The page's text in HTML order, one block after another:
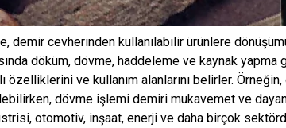
demir cevherinden kullanılabilir ürünlere
döküm, dövme, haddeleme ve kaynak
özelliklerini ve kullanım alanlarını belirler.
dövme işlemi demiri mukavemet ve
otomotiv, inşaat, enerji ve daha birçok